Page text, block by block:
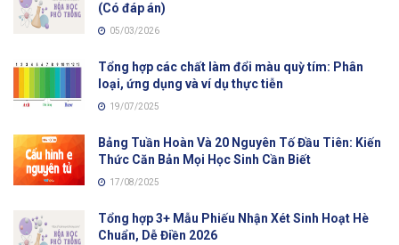
(Có đáp án)
05/03/2026
Tổng hợp các chất làm đổi màu quỳ tím: Phân
loại, ứng dụng và ví dụ thực tiễn
19/07/2025
Bảng Tuần Hoàn Và 20 Nguyên Tố Đầu Tiên: Kiến
Thức Căn Bản Mọi Học Sinh Cần Biết
17/08/2025
Tổng hợp 3+ Mẫu Phiếu Nhận Xét Sinh Hoạt Hè
Chuẩn, Dễ Điền 2026